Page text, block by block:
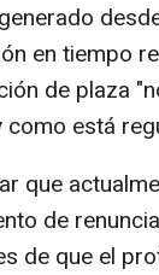
en tiempo
de plaza
está
que
de
de que el